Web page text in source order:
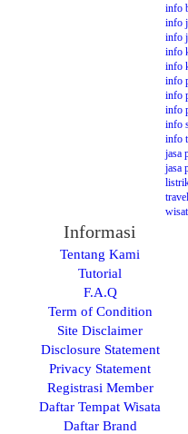
info
info
info
info
info
info
info
info
info
info
jasa
jasa
travel
Informasi
Tentang Kami
Tutorial
F.A.Q
Term of Condition
Site Disclaimer
Disclosure Statement
Privacy Statement
Registrasi Member
Daftar Tempat Wisata
Daftar Brand